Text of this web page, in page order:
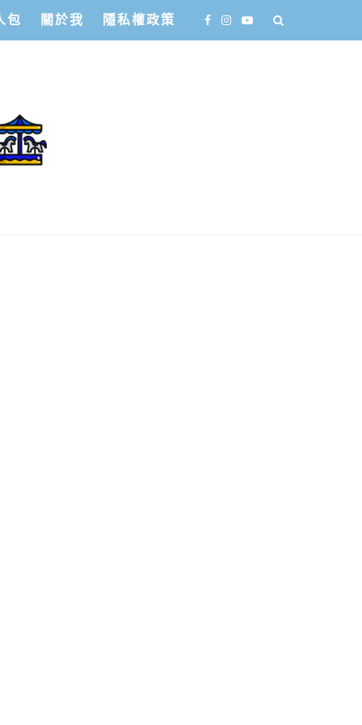
包 關於我 隱私權政策